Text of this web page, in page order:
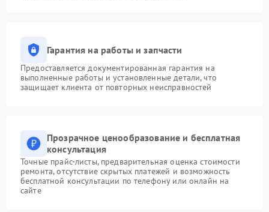
Гарантия на работы и запчасти
Предоставляется документированная гарантия на
выполненные работы и установленные детали, что
защищает клиента от повторных неисправностей
Прозрачное ценообразование и бесплатная
консультация
Точные прайс-листы, предварительная оценка стоимости
ремонта, отсутствие скрытых платежей и возможность
бесплатной консультации по телефону или онлайн на
сайте